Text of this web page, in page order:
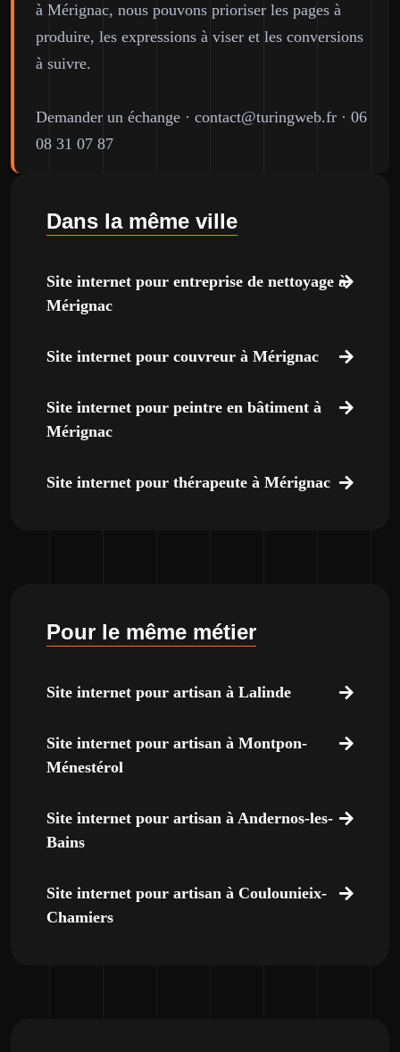
à Mérignac, nous pouvons prioriser les pages à
produire, les expressions à viser et les conversions
à suivre.
Demander un échange · contact@turingweb.fr · 06
08 31 07 87
Dans la même ville
Site internet pour entreprise de nettoyage à
Mérignac
Site internet pour couvreur à Mérignac
Site internet pour peintre en bâtiment à
Mérignac
Site internet pour thérapeute à Mérignac
Pour le même métier
Site internet pour artisan à Lalinde
Site internet pour artisan à Montpon-
Ménestérol
Site internet pour artisan à Andernos-les-
Bains
Site internet pour artisan à Coulounieix-
Chamiers